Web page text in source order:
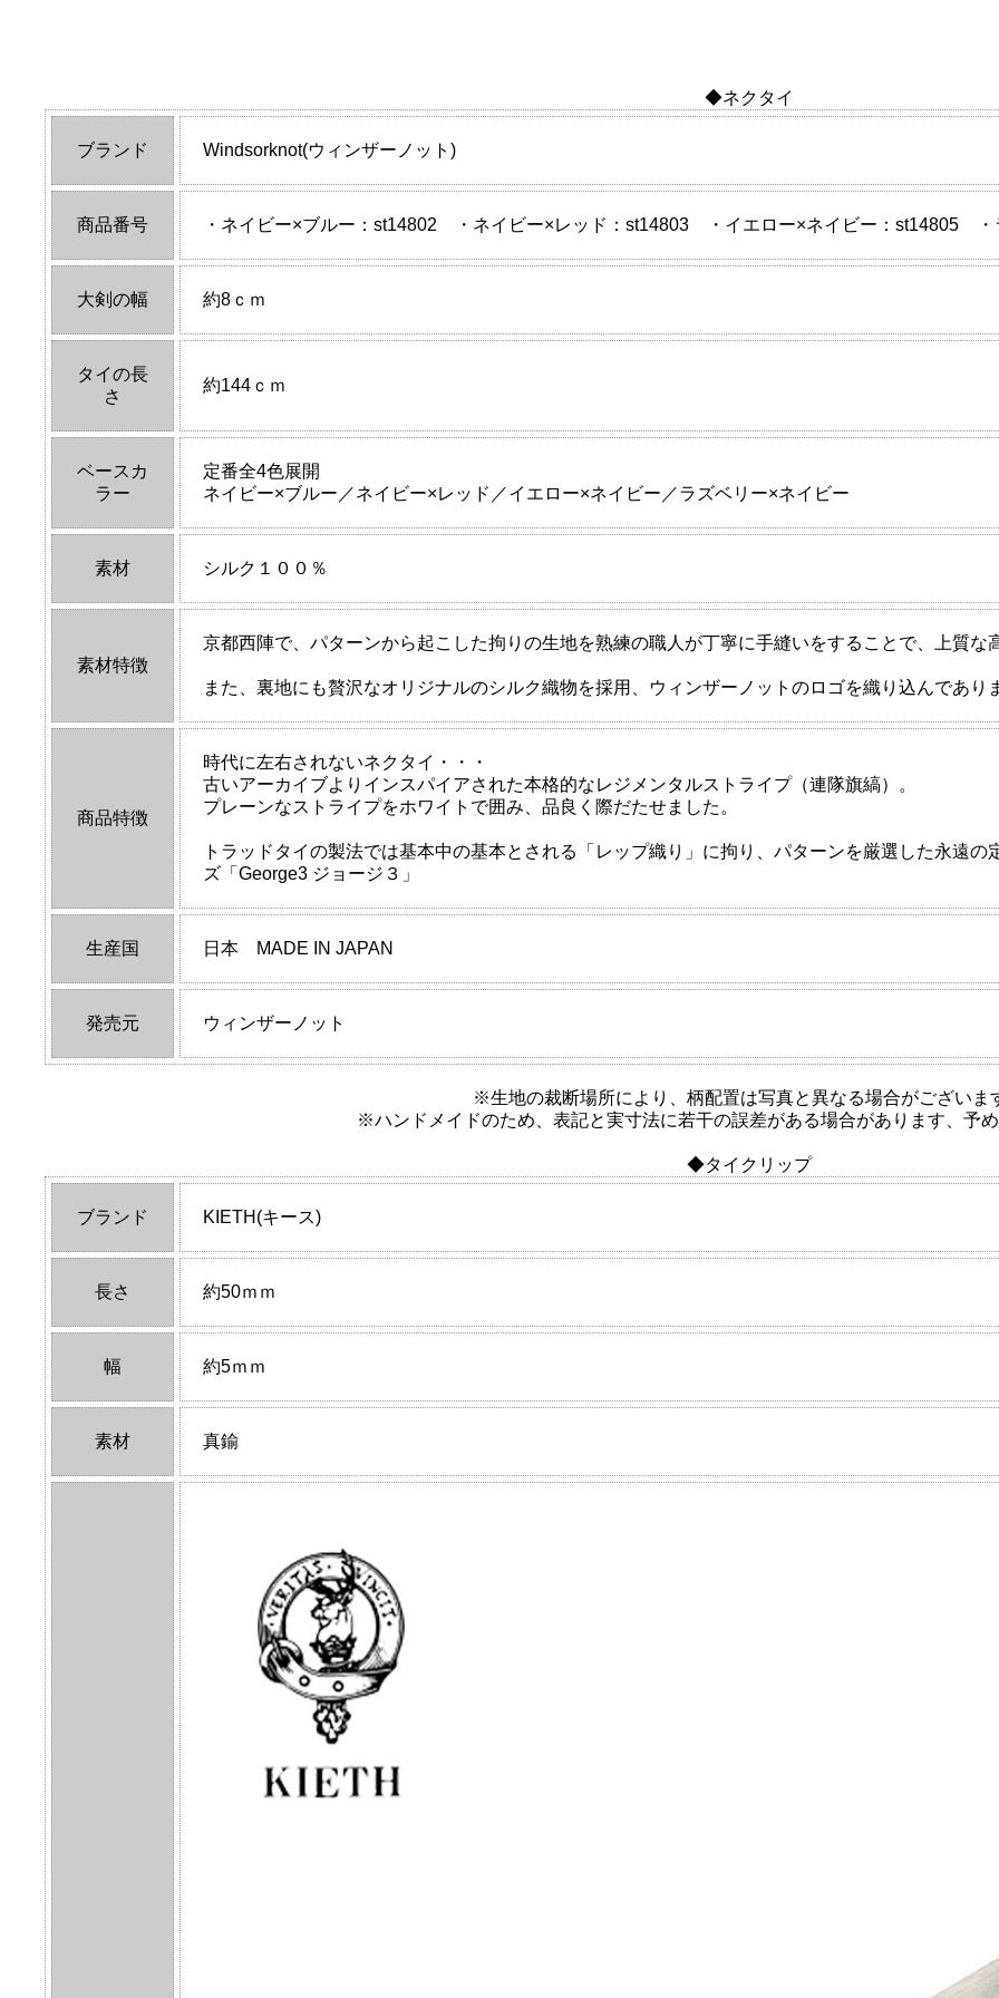
◆ネクタイ
ブランド Windsorknot(ウィンザーノット)
商品番号 ・ネイビー×ブルー：st14802 ・ネイビー×レッド：st14803 ・イエロー×ネイビー：st14805
大剣の幅 約8ｃｍ
タイの長
さ
約144ｃｍ
ベースカ
ラー
定番全4色展開
ネイビー×ブルー／ネイビー×レッド／イエロー×ネイビー／ラズベリー×ネイビー
素材 シルク１００％
素材特徴
京都西陣で、パターンから起こした拘りの生地を熟練の職人が丁寧に手縫いをすることで、上質な
また、裏地にも贅沢なオリジナルのシルク織物を採用、ウィンザーノットのロゴを織り込んであり
商品特徴
時代に左右されないネクタイ・・・
古いアーカイブよりインスパイアされた本格的なレジメンタルストライプ（連隊旗縞）。
プレーンなストライプをホワイトで囲み、品良く際だたせました。
トラッドタイの製法では基本中の基本とされる「レップ織り」に拘り、パターンを厳選した永遠
ズ「George3 ジョージ３」
生産国 日本 MADE IN JAPAN
発売元 ウィンザーノット
※生地の裁断場所により、柄配置は写真と異なる場合がございま
※ハンドメイドのため、表記と実寸法に若干の誤差がある場合があります、予め
◆タイクリップ
ブランド KIETH(キース)
長さ 約50ｍｍ
幅 約5ｍｍ
素材 真鍮